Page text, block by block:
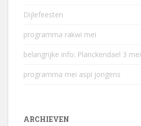
Dijlefeesten
programma rakwi mei
belangrijke info: Planckendael 3 mei
programma mei aspi jongens
ARCHIEVEN